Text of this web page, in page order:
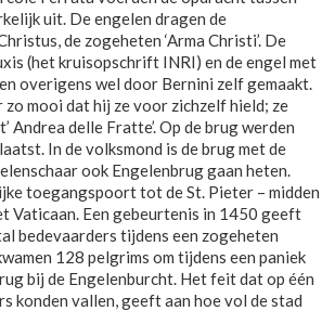
uit. De engelen dragen de
de zogeheten ‘Arma Christi’. De
(het kruisopschrift INRI) en de engel met
overigens wel door Bernini zelf gemaakt.
zo mooi dat hij ze voor zichzelf hield; ze
Andrea delle Fratte’. Op de brug werden
In de volksmond is de brug met de
ook Engelenbrug gaan heten.
toegangspoort tot de St. Pieter – midden
Vaticaan. Een gebeurtenis in 1450 geeft
bedevaarders tijdens een zogeheten
128 pelgrims om tijdens een paniek
bij de Engelenburcht. Het feit dat op één
konden vallen, geeft aan hoe vol de stad